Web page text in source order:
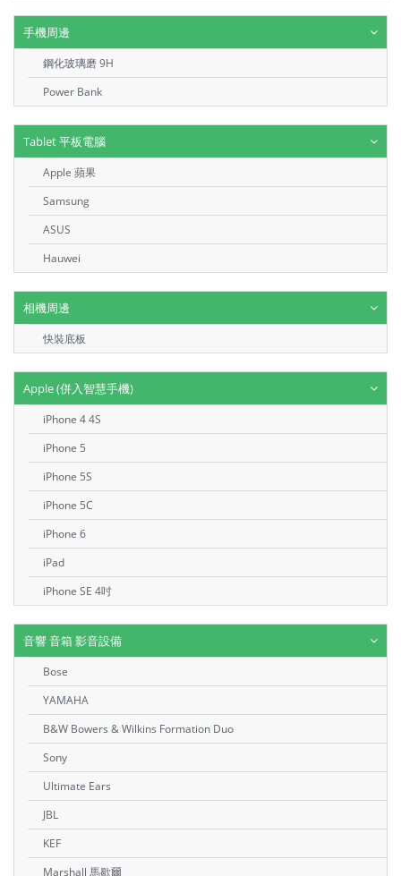
手機周邊
鋼化玻璃磨 9H
Power Bank
Tablet 平板電腦
Apple 蘋果
Samsung
ASUS
Hauwei
相機周邊
快裝底板
Apple (併入智慧手機)
iPhone 4 4S
iPhone 5
iPhone 5S
iPhone 5C
iPhone 6
iPad
iPhone SE 4吋
音響 音箱 影音設備
Bose
YAMAHA
B&W Bowers & Wilkins Formation Duo
Sony
Ultimate Ears
JBL
KEF
Marshall 馬歇爾